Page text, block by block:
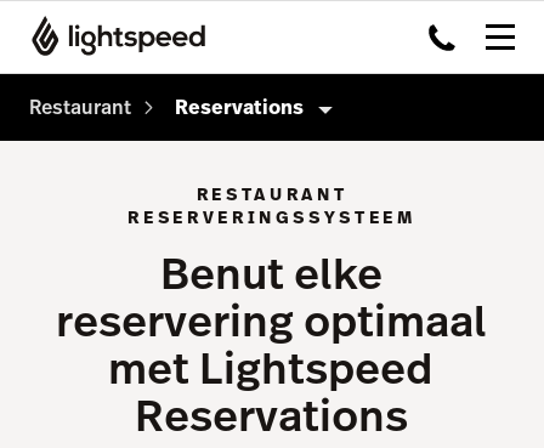
Restaurant Reservations
Producten
Kassasysteem
Payments
Kitchen Display System
RESTAURANT
RESERVERINGSSYSTEEM
Benut elke
reservering optimaal
met Lightspeed
Reservations